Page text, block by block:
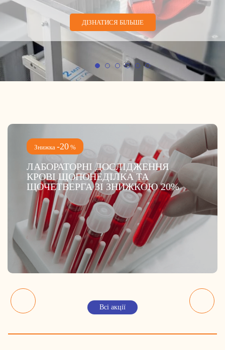
ДІЗНАТИСЯ БІЛЬШЕ
Знижка -20 %
ЛАБОРАТОРНІ ДОСЛІДЖЕННЯ
КРОВІ ЩОПОНЕДІЛКА ТА
ЩОЧЕТВЕРГА ЗІ ЗНИЖКОЮ 20%
Всі акції